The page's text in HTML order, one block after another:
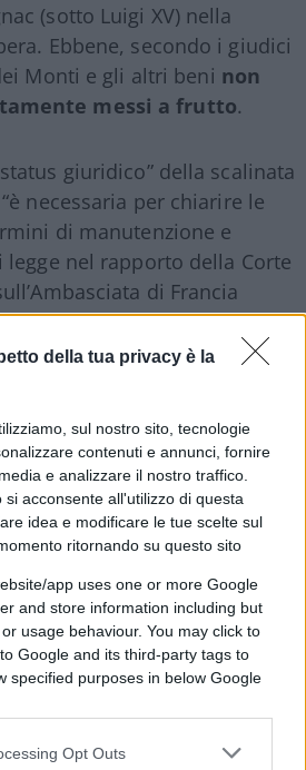
della tua privacy è la
sul nostro sito, tecnologie
contenuti e annunci, fornire
e analizzare il nostro traffico.
si acconsente all'utilizzo di questa
idea e modificare le tue scelte sul
ritornando su questo sito
app uses one or more Google
and store information including but
usage behaviour. You may click to
Google and its third-party tags to
specified purposes in below Google
Opt Outs
(sotto Luigi XV) nella
Ebbene, secondo i giudici
Monti e gli altri beni non
messi a frutto.
giuridico” della scalinata
necessaria per chiarire le
di manutenzione e
legge nel rapporto della Corte
di Francia
Il monumento, però, dalla
stato gestito, restaurato e
nostro Paese, con buona
ma non fa scandalo
Francia senza l’Italia. Non
del nostro lusso, delle
prendersi pure la scalinata di